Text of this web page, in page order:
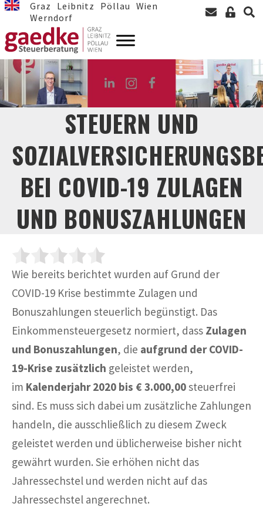
Graz Leibnitz Pöllau Wien
Werndorf
STEUERN UND
BEI COVID-19 ZULAGEN
UND BONUSZAHLUNGEN
Wie bereits berichtet wurden auf Grund der
COVID-19 Krise bestimmte Zulagen und
Bonuszahlungen steuerlich begünstigt. Das
Einkommensteuergesetz normiert, dass Zulagen
und Bonuszahlungen, die aufgrund der COVID-
19-Krise zusätzlich geleistet werden,
im Kalenderjahr 2020 bis € 3.000,00steuerfrei
sind. Es muss sich dabei um zusätzliche Zahlungen
handeln, die ausschließlich zu diesem Zweck
geleistet werden und üblicherweise bisher nicht
gewährt wurden. Sie erhöhen nicht das
Jahressechstel und werden nicht auf das
Jahressechstel angerechnet.